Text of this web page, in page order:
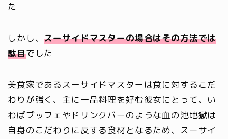
た
しかし、スーサイドマスターの場合はその方法では
駄目でした
美食家であるスーサイドマスターは食に対するこだ
わりが強く、主に一品料理を好む彼女にとって、い
わばブッフェやドリンクバーのような血の池地獄は
自身のこだわりに反する食材となるため、スーサイ